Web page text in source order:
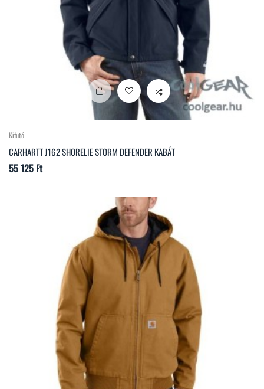
Kifutó
CARHARTT J162 SHORELIE STORM DEFENDER KABÁT
Ár
55 125 Ft